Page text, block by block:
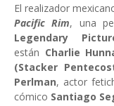
El realizador
Pacific Rim, una
Legendary
están Charlie
(Stacker
Perlman, actor
cómico Santiago